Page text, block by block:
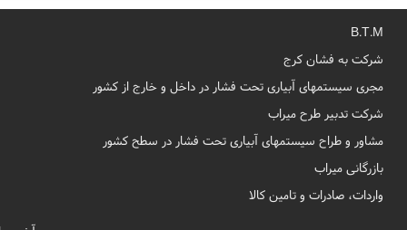
B.T.M
شرکت به فشان کرج
مجری سیستمهای آبیاری تحت فشار در داخل و خارج از کشور
شرکت تدبیر طرح میراب
مشاور و طراح سیستمهای آبیاری تحت فشار در سطح کشور
بازرگانی میراب
واردات، صادرات و تامین کالا